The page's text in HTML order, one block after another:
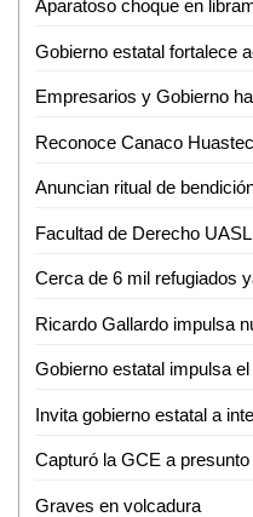
Cerca de 6 mil refugiados
Gobierno estatal impulsa
Invita gobierno estatal a
Capturó la GCE a
Graves en volcadura